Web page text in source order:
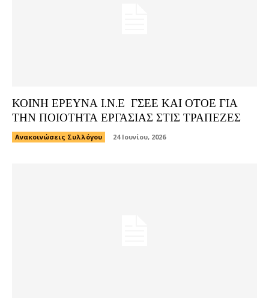
ΚΟΙΝΗ ΕΡΕΥΝΑ Ι.Ν.Ε ΓΣΕΕ ΚΑΙ ΟΤΟΕ ΓΙΑ
ΤΗΝ ΠΟΙΟΤΗΤΑ ΕΡΓΑΣΙΑΣ ΣΤΙΣ ΤΡΑΠΕΖΕΣ
Ανακοινώσεις Συλλόγου 24 Ιουνίου, 2026